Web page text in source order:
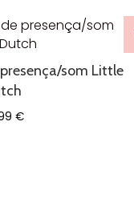
som Little
€